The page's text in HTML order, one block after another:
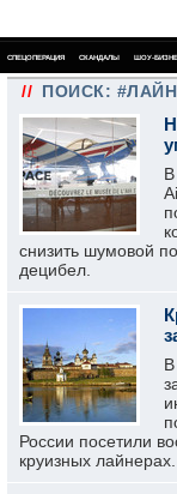
СПЕЦОПЕРАЦИЯ СКАНДАЛЫ ШОУ-
// ПОИСК:
снизить шумовой
децибел.
России посетили
круизных лайнерах.